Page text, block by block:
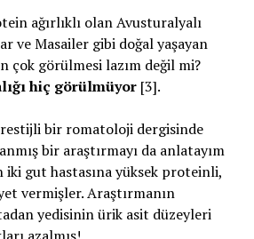
ağırlıklı olan Avusturalyalı
ve Masailer gibi doğal yaşayan
görülmesi lazım değil mi?
hiç görülmüyor[3].
bir romatoloji dergisinde
bir araştırmayı da anlatayım
iki gut hastasına yüksek proteinli,
vermişler. Araştırmanın
yedisinin ürik asit düzeyleri